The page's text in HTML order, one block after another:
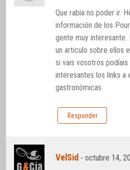
Que rabia no poder ir.
información de los
gente muy interesante.
un articulo sobre ellos
si vais vosotros
interesantes los links a
gastronómicas
Responder
VelSid -octubre 14,